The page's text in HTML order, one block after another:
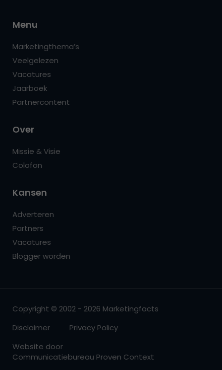
Menu
Marketingthema’s
Veelgelezen
Vacatures
Jaarboek
Partnercontent
Over
Missie & Visie
Colofon
Kansen
Adverteren
Partners
Vacatures
Blogger worden
Copyright © 2002 - 2026 Marketingfacts
Disclaimer
Privacy Policy
Website door
Communicatiebureau Proven Context